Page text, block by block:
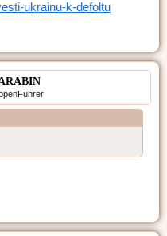
ukrainu-k-defoltu